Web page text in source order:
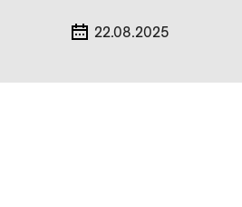
22.08.2025